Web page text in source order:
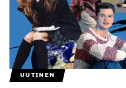
UUTINEN